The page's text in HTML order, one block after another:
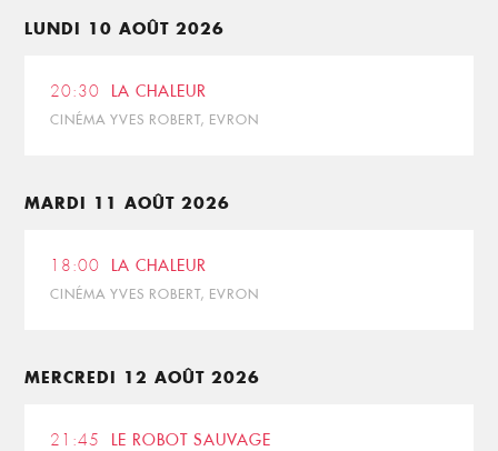
LUNDI 10 AOÛT 2026
20:30 LA CHALEUR
CINÉMA YVES ROBERT, EVRON
MARDI 11 AOÛT 2026
18:00 LA CHALEUR
CINÉMA YVES ROBERT, EVRON
MERCREDI 12 AOÛT 2026
21:45 LE ROBOT SAUVAGE